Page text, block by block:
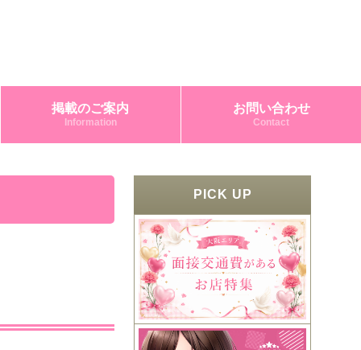
掲載のご案内
Information
お問い合わせ
Contact
PICK UP